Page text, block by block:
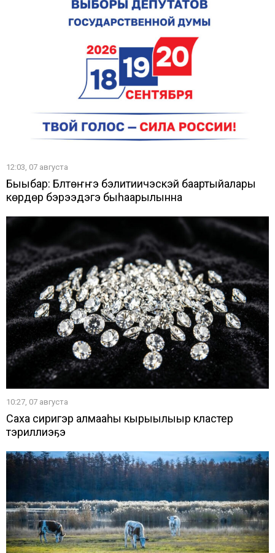
12:03, 07 августа
Быыбар: Бүлүтүөҥҥэ бэлитиичэскэй баартыйалары
көрдөрүү бэрээдэгэ быһаарылынна
10:27, 07 августа
Саха сиригэр алмааһы кырыылыыр кластер
тэриллиэҕэ